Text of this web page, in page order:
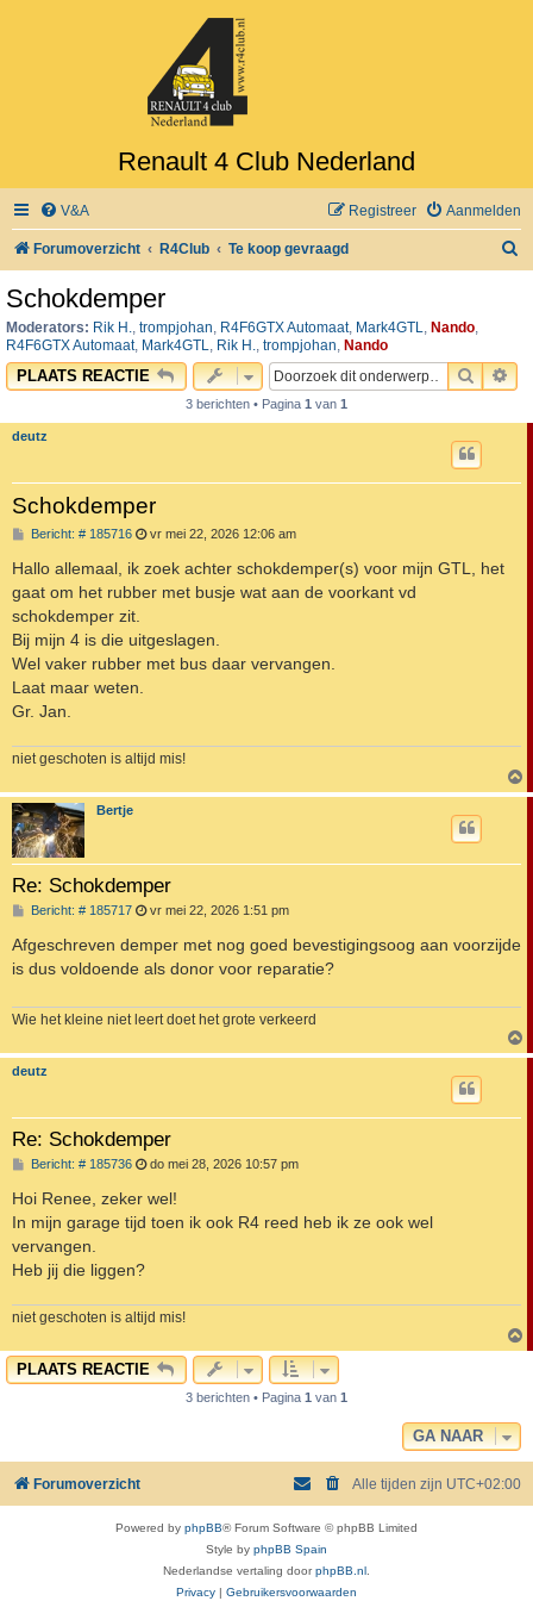
Renault 4 Club Nederland
V&A Aanmelden
Registreer
Forumoverzicht R4Club Te koop gevraagd
Schokdemper
Moderators: Rik H., trompjohan, R4F6GTX Automaat, Mark4GTL, Nando,
R4F6GTX Automaat, Mark4GTL, Rik H., trompjohan, Nando
PLAATS REACTIE ZOEK
3 berichten • Pagina 1 van 1
deutz
Schokdemper
Bericht: # 185716B
r
i
c
h
t
vr mei 22, 2026 12:06 am
Hallo allemaal, ik zoek achter schokdemper(s) voor mijn GTL, het
gaat om het rubber met busje wat aan de voorkant vd
schokdemper zit.
Bij mijn 4 is die uitgeslagen.
Wel vaker rubber met bus daar vervangen.
Laat maar weten.
Gr. Jan.
niet geschoten is altijd mis!
Bertje
Re: Schokdemper
Bericht: # 185717B
r
i
c
vr mei 22, 2026 1:51 pm
Afgeschreven demper met nog goed bevestigingsoog aan voorzijde
is dus voldoende als donor voor reparatie?
Wie het kleine niet leert doet het grote verkeerd
deutz
Re: Schokdemper
Bericht: # 185736B
r
i
c
do mei 28, 2026 10:57 pm
Hoi Renee, zeker wel!
In mijn garage tijd toen ik ook R4 reed heb ik ze ook wel
vervangen.
Heb jij die liggen?
niet geschoten is altijd mis!
PLAATS REACTIE
3 berichten • Pagina 1 van 1
GA NAAR
Forumoverzicht Alle tijden zijn UTC+02:00
Powered by phpBB® Forum Software © phpBB Limited
Style by phpBB Spain
Nederlandse vertaling doorphpBB.nl.
Privacy | Gebruikersvoorwaarden